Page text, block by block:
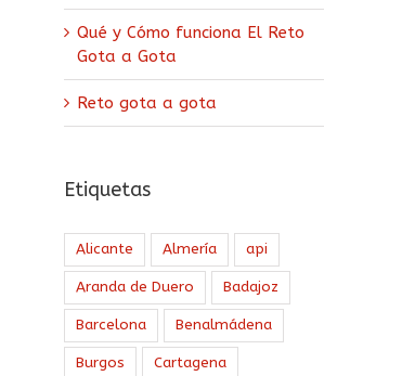
Qué y Cómo funciona El Reto
Gota a Gota
Reto gota a gota
Etiquetas
Alicante Almería api
Aranda de Duero Badajoz
Barcelona Benalmádena
Burgos Cartagena